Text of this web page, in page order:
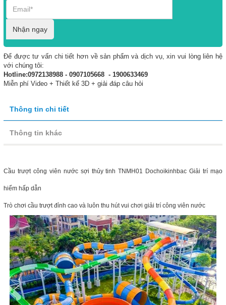
Nhận ngay
Để được tư vấn chi tiết hơn về sản phẩm và dịch vụ, xin vui lòng liên hệ
với chúng tôi:
Hotline:0972138988 - 0907105668 - 1900633469
Miễn phí Video + Thiết kế 3D + giải đáp câu hỏi
Thông tin chi tiết
Thông tin khác
Cầu trượt công viên nước sợi thủy tinh TNMH01 Dochoikinhbac Giải trí mạo
hiểm hấp dẫn
Trò chơi cầu trượt đỉnh cao và luôn thu hút vui chơi giải trí công viên nước